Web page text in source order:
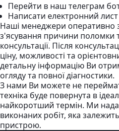
Перейти в наш телеграм
Написати електронний лист
Наші менеджери оперативно
з'ясування причини поломки
консультації. Після
ціну, можливості та
детальну інформацію Ви
огляду та повної діагностики.
З нами Ви можете не
техніка буде повернута в
найкоротший термін. Ми
виконаних робіт, яка
пристрою.